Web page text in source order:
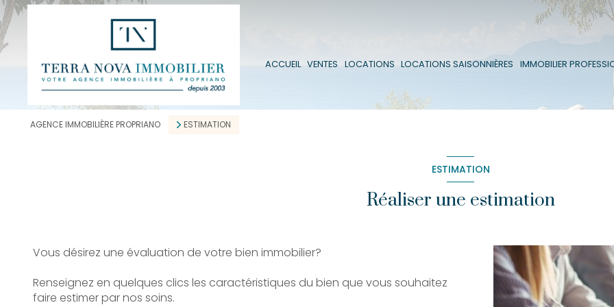
ACCUEIL VENTES LOCATIONS LOCATIONS SAISONNIÈRES IMMOBILIER
VENTES
AGENCE IMMOBILIÈRE PROPRIANO ESTIMATION
ESTIMATION
Réaliser une estimation
Vous désirez une évaluation de votre bien immobilier?
Renseignez en quelques clics les caractéristiques du bien que vous souhaitez
faire estimer par nos soins.